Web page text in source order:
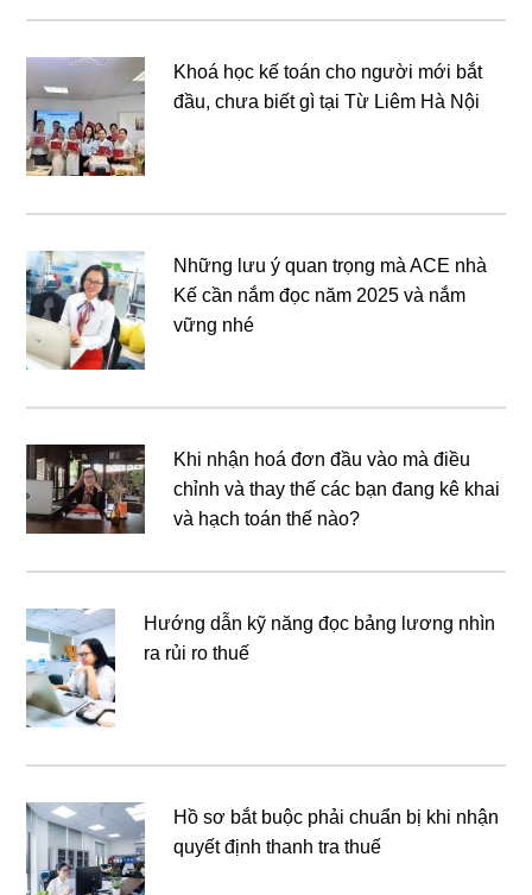
Khoá học kế toán cho người mới bắt
đầu, chưa biết gì tại Từ Liêm Hà Nội
Những lưu ý quan trọng mà ACE nhà
Kế cần nắm đọc năm 2025 và nắm
vững nhé
Khi nhận hoá đơn đầu vào mà điều
chỉnh và thay thế các bạn đang kê khai
và hạch toán thế nào?
Hướng dẫn kỹ năng đọc bảng lương nhìn
ra rủi ro thuế
Hồ sơ bắt buộc phải chuẩn bị khi nhận
quyết định thanh tra thuế